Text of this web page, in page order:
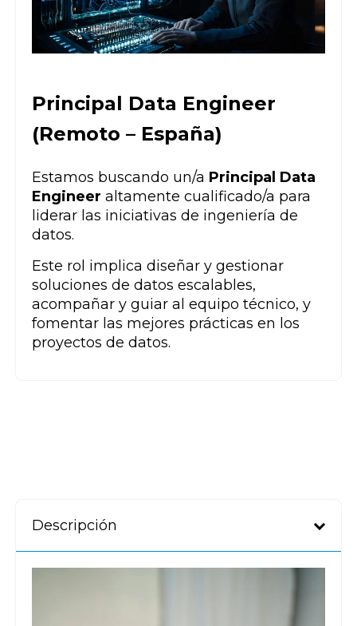
Principal Data Engineer
(Remoto – España)
Estamos buscando un/a Principal Data
Engineer altamente cualificado/a para
liderar las iniciativas de ingeniería de
datos.
Este rol implica diseñar y gestionar
soluciones de datos escalables,
acompañar y guiar al equipo técnico, y
fomentar las mejores prácticas en los
proyectos de datos.
Descripción